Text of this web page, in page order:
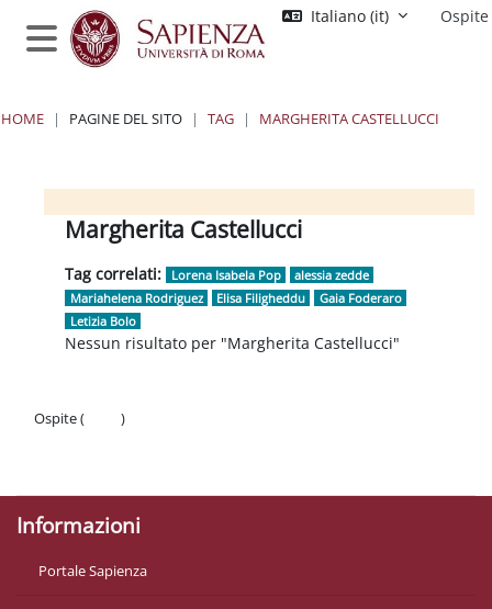
Vai al contenuto principale
Pannello laterale
Italiano ‎(it)‎ Ospite
HOME PAGINE DEL SITO TAG MARGHERITA CASTELLUCCI
Blocchi
Blocchi
Blocchi
BlocchiMargherita Castellucci
Tag correlati: Lorena Isabela Pop
alessia zedde
Mariahelena Rodriguez
Elisa Filigheddu
Gaia Foderaro
Letizia Bolo
Nessun risultato per "Margherita Castellucci"
Ospite (
)
Informazioni
Portale Sapienza